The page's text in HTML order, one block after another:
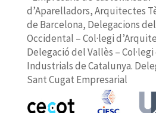
d’Aparelladors, Arquitectes
de Barcelona, Delegacions
Occidental – Col·legi
Delegació del Vallès – Col·legi
Industrials de Catalunya.
Sant Cugat Empresarial